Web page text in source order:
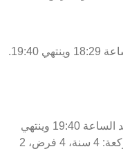
يبدأ وقت صلاة المغرب أنلونج بير عند الساعة 18:29 وينتهي 19:40.
يبدأ وقت صلاة العشاء أنلونج بير اليوم عند الساعة 19:40 وينتهي
عند الفجر. تشمل هذه الصلاة الليلية 17 ركعة: 4 سنة، 4 فرض، 2